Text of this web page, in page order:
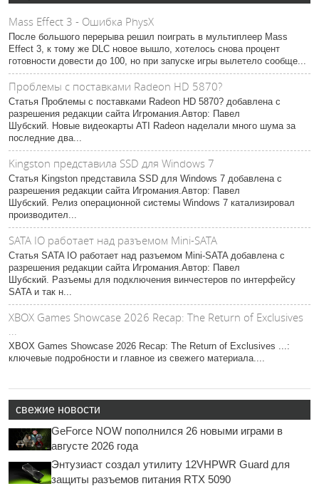
Mass Effect 3 - Ошибка PhysX
После большого перерыва решил поиграть в мультиплеер Mass
Effect 3, к тому же DLC новое вышло, хотелось снова процент
готовности довести до 100, но при запуске игры вылетело сообще...
Проблемы с поставками Radeon HD 5870?
Статья Проблемы с поставками Radeon HD 5870? добавлена с
разрешения редакции сайта Игромания.Автор: Павел
Шубский. Новые видеокарты ATI Radeon наделали много шума за
последние два...
Kingston представила SSD для Windows 7
Статья Kingston представила SSD для Windows 7 добавлена с
разрешения редакции сайта Игромания.Автор: Павел
Шубский. Релиз операционной системы Windows 7 катализировал
производител...
SATA IO работает над разъемом Mini-SATA
Статья SATA IO работает над разъемом Mini-SATA добавлена с
разрешения редакции сайта Игромания.Автор: Павел
Шубский. Разъемы для подключения винчестеров по интерфейсу
SATA и так н...
XBOX Games Showcase 2026 Recap: The Return of Exclusives
...
XBOX Games Showcase 2026 Recap: The Return of Exclusives ...:
ключевые подробности и главное из свежего материала....
свежие новости
GeForce NOW пополнился 26 новыми играми в
августе 2026 года
Энтузиаст создал утилиту 12VHPWR Guard для
защиты разъемов питания RTX 5090